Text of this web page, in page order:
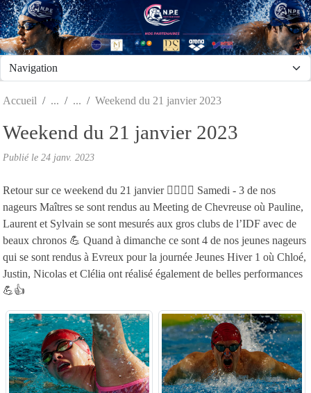
Accueil Weekend du 21 janvier 2023
Weekend du 21 janvier 2023
Publié le 24 janv. 2023
Retour sur ce weekend du 21 janvier 🏊‍♀️🏊‍♂️ Samedi - 3 de nos
nageurs Maîtres se sont rendus au Meeting de Chevreuse où Pauline,
Laurent et Sylvain se sont mesurés aux gros clubs de l’IDF avec de
beaux chronos 💪 Quand à dimanche ce sont 4 de nos jeunes nageurs
qui se sont rendus à Evreux pour la journée Jeunes Hiver 1 où Chloé,
Justin, Nicolas et Clélia ont réalisé également de belles performances
💪👍
Panneau de gestion des cookies